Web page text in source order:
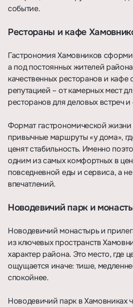
событие.
Рестораны и кафе
Гастрономия Хамовников
а под постоянных жителей
качественных ресторанов и кафе
репутацией – от камерных мест
ресторанов для деловых встреч
Формат гастрономической жизни
привычные маршруты «у дома»,
ценят стабильность. Именно
одним из самых комфортных в
повседневной еды и сервиса, а
впечатлений.
Новодевичий парк и
Новодевичий монастырь и
из ключевых пространств
характер района. Это место, где
ощущается иначе: тише,
спокойнее.
Новодевичий парк в Хамовниках